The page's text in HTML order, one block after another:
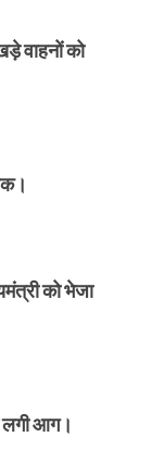
वाहनों को
को भेजा
लगी आग।